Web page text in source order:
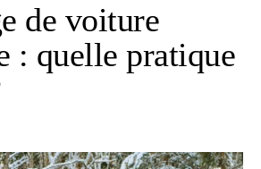
de voiture
: quelle pratique